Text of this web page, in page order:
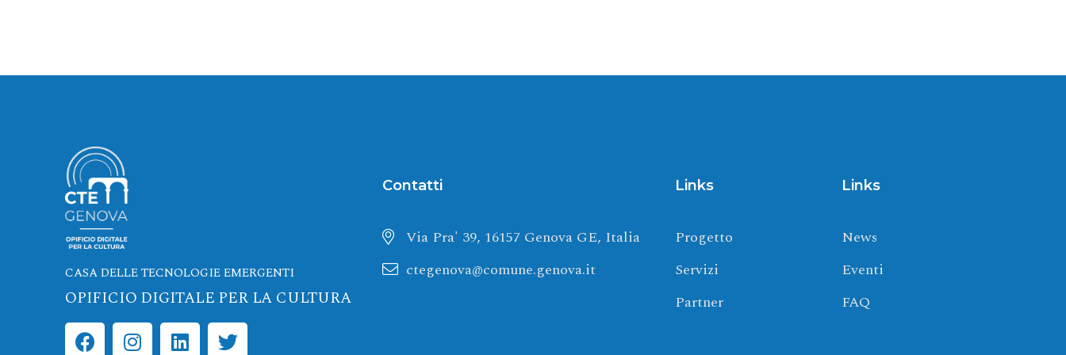
CASA DELLE TECNOLOGIE EMERGENTI
OPIFICIO DIGITALE PER LA CULTURA
F I L T
Contatti
Via Pra' 39, 16157 Genova GE, Italia
ctegenova@comune.genova.it
Links
Progetto
Servizi
Partner
Links
News
Eventi
FAQ